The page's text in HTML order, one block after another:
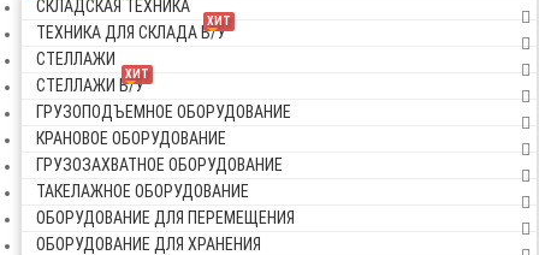
СКЛАДСКАЯ ТЕХНИКА
ХИТ
ТЕХНИКА ДЛЯ СКЛАДА Б/У
СТЕЛЛАЖИ
ХИТ
СТЕЛЛАЖИ Б/У
ГРУЗОПОДЪЕМНОЕ ОБОРУДОВАНИЕ
КРАНОВОЕ ОБОРУДОВАНИЕ
ГРУЗОЗАХВАТНОЕ ОБОРУДОВАНИЕ
ТАКЕЛАЖНОЕ ОБОРУДОВАНИЕ
ОБОРУДОВАНИЕ ДЛЯ ПЕРЕМЕЩЕНИЯ
ОБОРУДОВАНИЕ ДЛЯ ХРАНЕНИЯ